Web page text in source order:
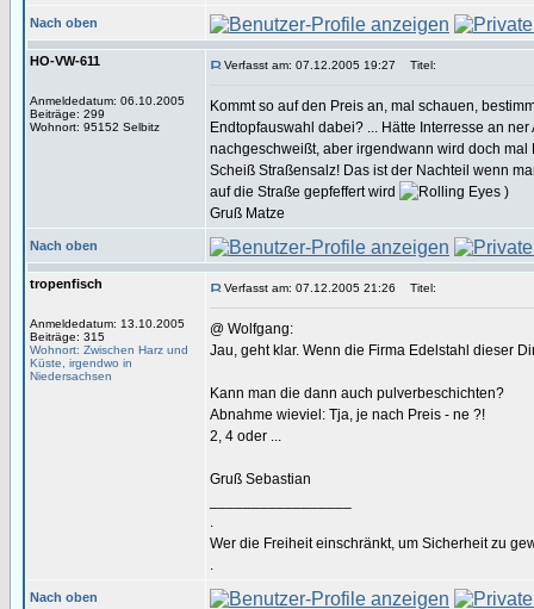
Nach oben
HO-VW-611
Anmeldedatum: 06.10.2005
Beiträge: 299
Wohnort: 95152 Selbitz
Verfasst am: 07.12.2005 19:27 Titel:
Kommt so auf den Preis an, mal schauen,
Endtopfauswahl dabei? ... Hätte Interresse an
nachgeschweißt, aber irgendwann wird doch
Scheiß Straßensalz! Das ist der Nachteil wenn
auf die Straße gepfeffert wird
)
Gruß Matze
Nach oben
tropenfisch
Anmeldedatum: 13.10.2005
Beiträge: 315
Wohnort: Zwischen Harz und
Küste, irgendwo in
Niedersachsen
Verfasst am: 07.12.2005 21:26 Titel:
@ Wolfgang:
Jau, geht klar. Wenn die Firma Edelstahl dieser
Kann man die dann auch pulverbeschichten?
Abnahme wieviel: Tja, je nach Preis - ne ?!
2, 4 oder ...
Gruß Sebastian
.
Wer die Freiheit einschränkt, um Sicherheit zu
.
Nach oben